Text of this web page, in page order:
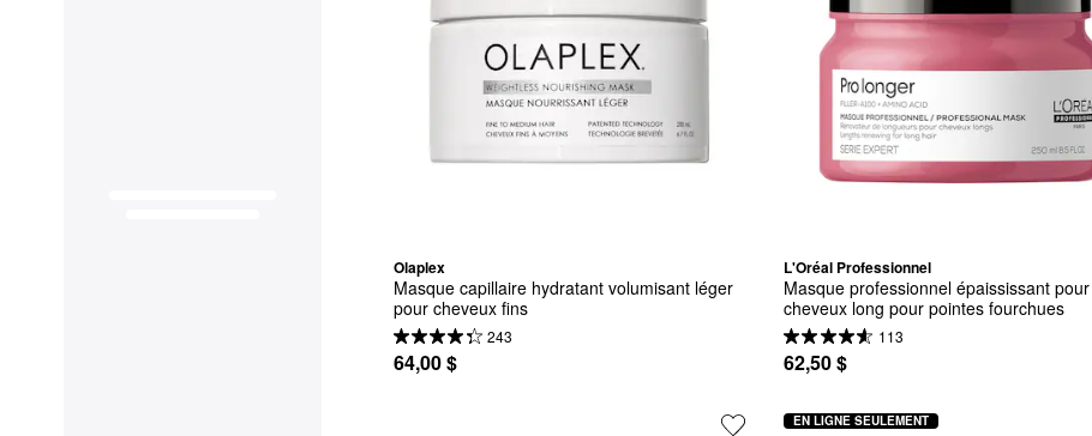
Olaplex
Masque capillaire hydratant volumisant léger
pour cheveux fins
243
64,00 $
L'Oréal Professionnel
Masque professionnel épaississant pour
cheveux long pour pointes fourchues
113
62,50 $
EN LIGNE SEULEMENT